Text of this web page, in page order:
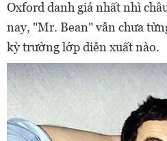
Oxford danh giá nhất nhì
nay, "Mr. Bean" vẫn chưa
kỳ trường lớp diễn xuất nào.